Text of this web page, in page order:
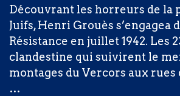
Découvrant les horreurs de la
Juifs, Henri Grouès s’engagea
Résistance en juillet 1942. Les
clandestine qui suivirent le
montages du Vercors aux rues
…